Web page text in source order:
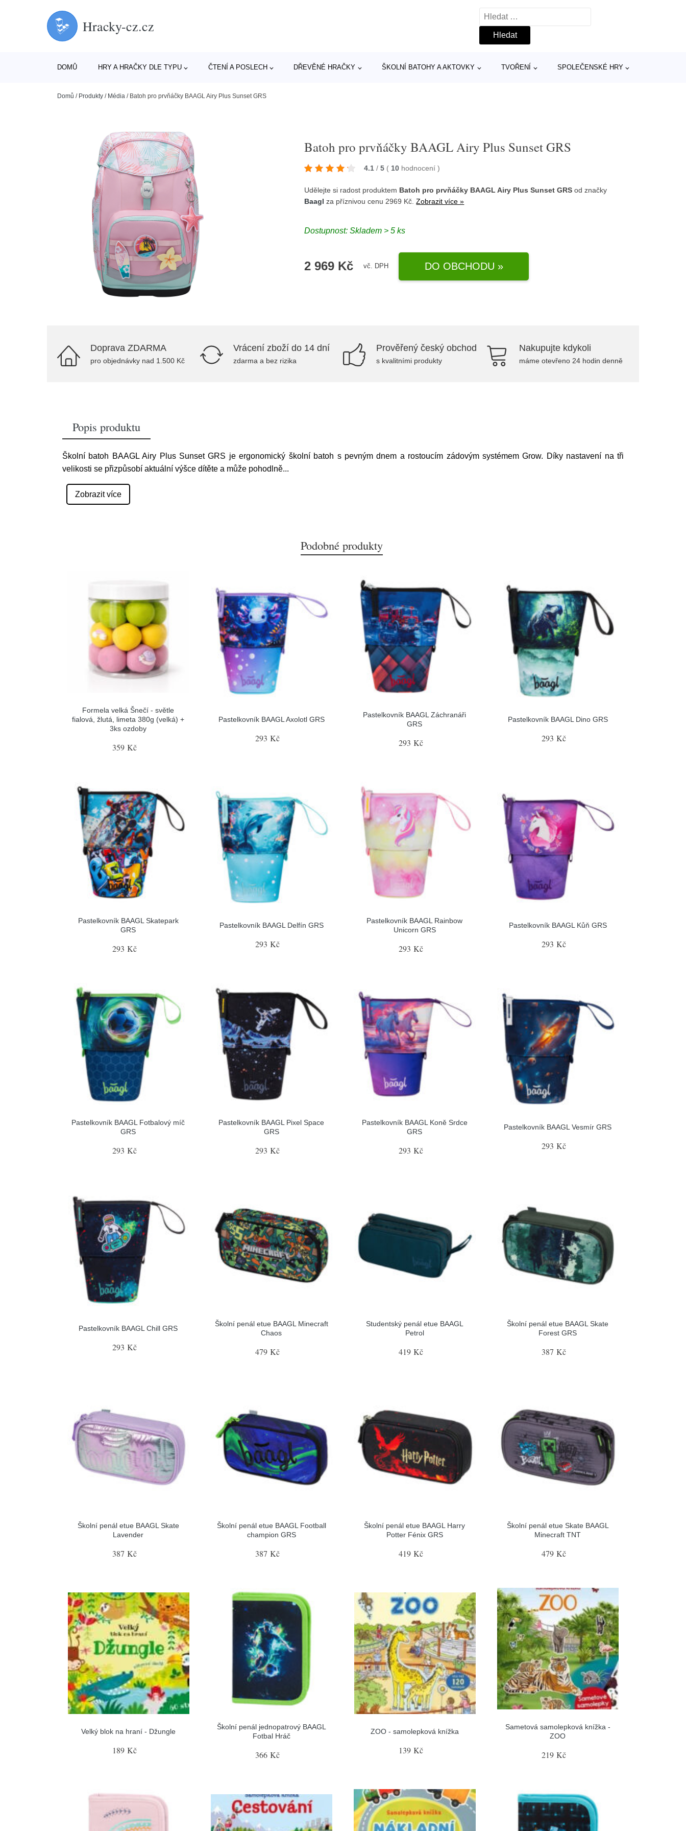
Hracky-cz.cz
Vyhledávání
DOMŮ HRY A HRAČKY DLE TYPU ČTENÍ A POSLECH DŘEVĚNÉ HRAČKY ŠKOLNÍ BATOHY A AKTOVKY TVOŘENÍ SPOLEČENSKÉ HRY
Domů / Produkty / Média / Batoh pro prvňáčky BAAGL Airy Plus Sunset GRS
Batoh pro prvňáčky BAAGL Airy Plus Sunset GRS
4.1 / 5 ( 10 hodnocení)
Udělejte si radost produktem Batoh pro prvňáčky BAAGL Airy Plus Sunset GRS od značky
Baagl za příznivou cenu 2969 Kč.Zobrazit více »
Dostupnost: Skladem > 5 ks
2 969 Kč vč. DPH DO OBCHODU »
Doprava ZDARMA
pro objednávky nad 1.500 Kč
Vrácení zboží do 14 dní
zdarma a bez rizika
Prověřený český obchod
s kvalitními produkty
Nakupujte kdykoli
máme otevřeno 24 hodin denně
Popis produktu
Školní batoh BAAGL Airy Plus Sunset GRS je ergonomický školní batoh s pevným dnem a rostoucím zádovým systémem Grow. Díky nastavení na tři
velikosti se přizpůsobí aktuální výšce dítěte a může pohodlně...
Zobrazit více
Podobné produkty
Formela velká Šnečí - světle
fialová, žlutá, limeta 380g (velká) +
3ks ozdoby
359 Kč
Pastelkovník BAAGL Axolotl GRS
293 Kč
Pastelkovník BAAGL Záchranáři
GRS
293 Kč
Pastelkovník BAAGL Dino GRS
293 Kč
Pastelkovník BAAGL Skatepark
GRS
293 Kč
Pastelkovník BAAGL Delfín GRS
293 Kč
Pastelkovník BAAGL Rainbow
Unicorn GRS
293 Kč
Pastelkovník BAAGL Kůň GRS
293 Kč
Pastelkovník BAAGL Fotbalový míč
GRS
293 Kč
Pastelkovník BAAGL Pixel Space
GRS
293 Kč
Pastelkovník BAAGL Koně Srdce
GRS
293 Kč
Pastelkovník BAAGL Vesmír GRS
293 Kč
Pastelkovník BAAGL Chill GRS
293 Kč
Školní penál etue BAAGL Minecraft
Chaos
479 Kč
Studentský penál etue BAAGL
Petrol
419 Kč
Školní penál etue BAAGL Skate
Forest GRS
387 Kč
Školní penál etue BAAGL Skate
Lavender
387 Kč
Školní penál etue BAAGL Football
champion GRS
387 Kč
Školní penál etue BAAGL Harry
Potter Fénix GRS
419 Kč
Školní penál etue Skate BAAGL
Minecraft TNT
479 Kč
Velký blok na hraní - Džungle
189 Kč
Školní penál jednopatrový BAAGL
Fotbal Hráč
366 Kč
ZOO - samolepková knížka
139 Kč
Sametová samolepková knížka -
ZOO
219 Kč